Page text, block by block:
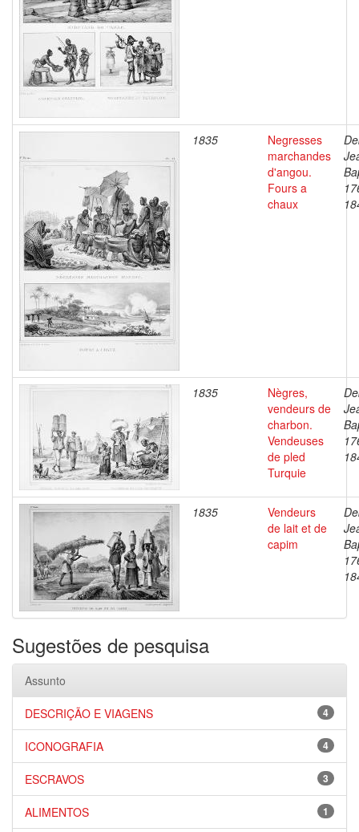
1835
Negresses
marchandes
d'angou.
Fours a
chaux
1835
Nègres,
vendeurs de
charbon.
Vendeuses
de pled
Turquie
1835
Vendeurs
de lait et de
capim
Sugestões de pesquisa
Assunto
4
DESCRIÇÃO E VIAGENS
4
ICONOGRAFIA
3
ESCRAVOS
1
ALIMENTOS